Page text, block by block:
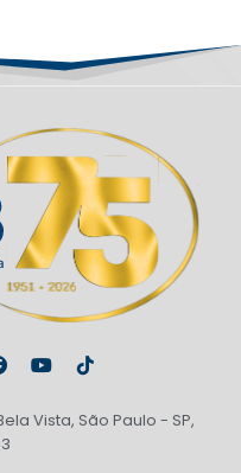
Vista, São Paulo - SP,